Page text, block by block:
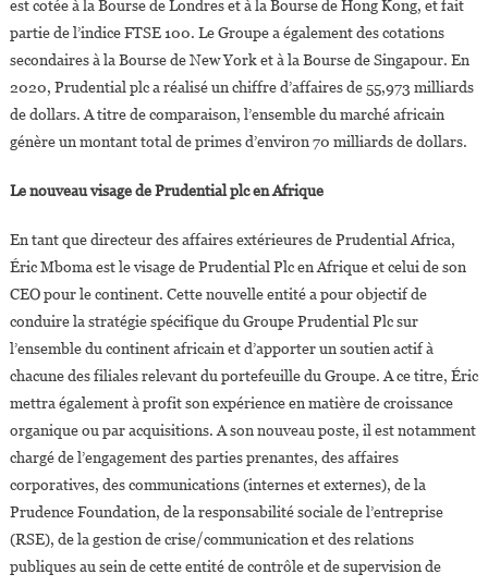
est cotée à la Bourse de Londres et à la Bourse de Hong Kong, et fait
partie de l’indice FTSE 100. Le Groupe a également des cotations
secondaires à la Bourse de New York et à la Bourse de Singapour. En
2020, Prudential plc a réalisé un chiffre d’affaires de 55,973 milliards
de dollars. A titre de comparaison, l’ensemble du marché africain
génère un montant total de primes d’environ 70 milliards de dollars.
Le nouveau visage de Prudential plc en Afrique
En tant que directeur des affaires extérieures de Prudential Africa,
Éric Mboma est le visage de Prudential Plc en Afrique et celui de son
CEO pour le continent. Cette nouvelle entité a pour objectif de
conduire la stratégie spécifique du Groupe Prudential Plc sur
l’ensemble du continent africain et d’apporter un soutien actif à
chacune des filiales relevant du portefeuille du Groupe. A ce titre, Éric
mettra également à profit son expérience en matière de croissance
organique ou par acquisitions. A son nouveau poste, il est notamment
chargé de l’engagement des parties prenantes, des affaires
corporatives, des communications (internes et externes), de la
Prudence Foundation, de la responsabilité sociale de l’entreprise
(RSE), de la gestion de crise/communication et des relations
publiques au sein de cette entité de contrôle et de supervision de